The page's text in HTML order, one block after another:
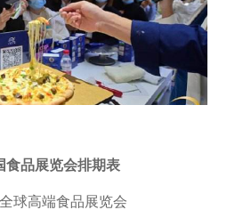
食品展览会排期表
球高端食品展览会